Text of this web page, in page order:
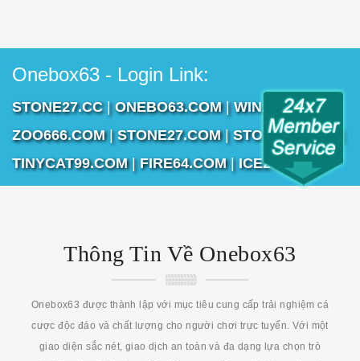
Onebox63 - Login Link:
STONE27.CC|ONEBO63.COM|WIN2888.COM
ZOO666.COM|STONE27.COM|STONE16.COM
TINYCAT99.COM| FIRE64.COM| ICE255.COM
Thông Tin Về Onebox63
Onebox63 được thành lập với mục tiêu cung cấp trải nghiệm cá
cược độc đáo và chất lượng cho người chơi trực tuyến. Với một
giao diện sắc nét, giao dịch an toàn và đa dạng lựa chọn trò